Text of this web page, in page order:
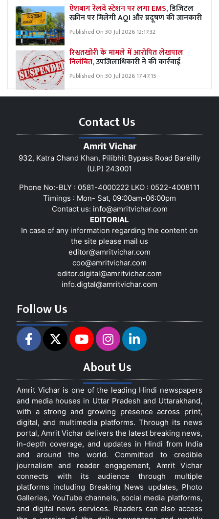
ऐशबाग रेलवे स्टेशन पर लगा EMS,डिजिटल
स्क्रीन पर मिलेगी AQI और प्रदूषण की जानकारी
Published On 30 Jul 2026 12:17:32
रिश्वतखोरी के मामले में आरोपित लेखपाल
निलंबित,उपजिलाधिकारी ने की कार्रवाई
Published On 30 Jul 2026 17:47:15
Contact Us
Amrit Vichar
932, Katra Chand Khan, Pilibhit Bypass Road Bareilly
(U.P) 243001
Phone No:-BLY : 0581-4000222 LKO : 0522-4008111
Timings : Mon- Sat, 09:00am-06:00pm
Contact us: info@amritvichar.com
EDITORIAL
In case of any information regarding the content on
the site please mail us
editor@amritvichar.com
coo@amritvichar.com
editor.digital@amritvichar.com
info.digtal@amritvichar.com
Follow Us
About Us
Amrit Vichar is one of the leading Hindi newspapers
and media houses in Uttar Pradesh and Uttarakhand,
with a strong and growing presence across print,
digital, and multimedia platforms. Through its news
portal, Amrit Vichar delivers the latest breaking news,
in-depth coverage, and updates in Hindi from India
and around the world. Committed to credible
journalism and reader engagement, Amrit Vichar
connects with its audience through multiple
platforms including Breaking News updates, Photo
Galleries, YouTube channels, social media platforms,
and digital news services. Readers can also access